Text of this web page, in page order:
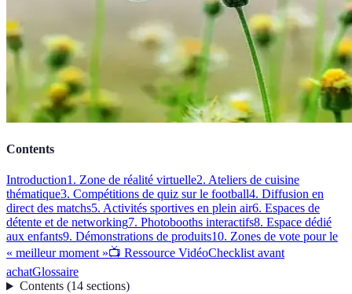
Contents
Introduction1. Zone de réalité virtuelle2. Ateliers de cuisine
thématique3. Compétitions de quiz sur le football4. Diffusion en
direct des matchs5. Activités sportives en plein air6. Espaces de
détente et de networking7. Photobooths interactifs8. Espace dédié
aux enfants9. Démonstrations de produits10. Zones de vote pour le
« meilleur moment »📺 Ressource VidéoChecklist avant
achatGlossaire
Contents(14 sections)